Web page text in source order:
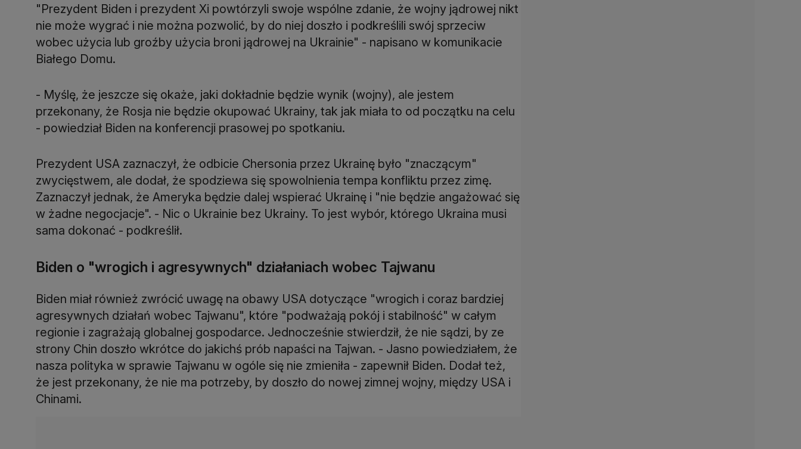
"Prezydent Biden i prezydent Xi powtórzyli swoje wspólne zdanie, że wojny jądrowej nikt
nie może wygrać i nie można pozwolić, by do niej doszło i podkreślili swój sprzeciw
wobec użycia lub groźby użycia broni jądrowej na Ukrainie" - napisano w komunikacie
Białego Domu.
- Myślę, że jeszcze się okaże, jaki dokładnie będzie wynik (wojny), ale jestem
przekonany, że Rosja nie będzie okupować Ukrainy, tak jak miała to od początku na celu
- powiedział Biden na konferencji prasowej po spotkaniu.
Prezydent USA zaznaczył, że odbicie Chersonia przez Ukrainę było "znaczącym"
zwycięstwem, ale dodał, że spodziewa się spowolnienia tempa konfliktu przez zimę.
Zaznaczył jednak, że Ameryka będzie dalej wspierać Ukrainę i "nie będzie angażować się
w żadne negocjacje". - Nic o Ukrainie bez Ukrainy. To jest wybór, którego Ukraina musi
sama dokonać - podkreślił.
Biden o "wrogich i agresywnych" działaniach wobec Tajwanu
Biden miał również zwrócić uwagę na obawy USA dotyczące "wrogich i coraz bardziej
agresywnych działań wobec Tajwanu", które "podważają pokój i stabilność" w całym
regionie i zagrażają globalnej gospodarce. Jednocześnie stwierdził, że nie sądzi, by ze
strony Chin doszło wkrótce do jakichś prób napaści na Tajwan. - Jasno powiedziałem, że
nasza polityka w sprawie Tajwanu w ogóle się nie zmieniła - zapewnił Biden. Dodał też,
że jest przekonany, że nie ma potrzeby, by doszło do nowej zimnej wojny, między USA i
Chinami.